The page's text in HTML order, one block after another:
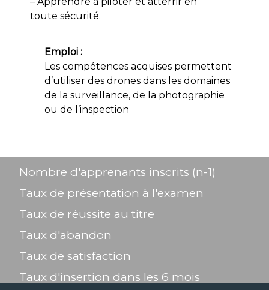
toute sécurité.
Emploi :
Les compétences acquises permettent
d’utiliser des drones dans les domaines
de la surveillance, de la photographie
ou de l’inspection
Nombre d'apprenants inscrits (n-1)
Taux de présentation à l'examen
Taux de réussite au titre
Taux d'abandon
Taux de satisfaction
Taux d'insertion dans les 6 mois